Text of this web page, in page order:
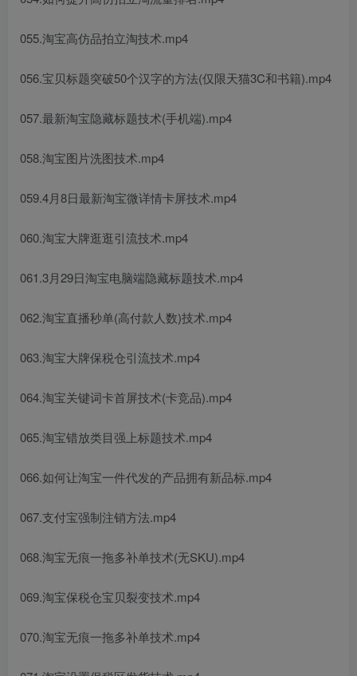
055.淘宝高仿品拍立淘技术.mp4
056.宝贝标题突破50个汉字的方法(仅限天猫3C和书籍).mp4
057.最新淘宝隐藏标题技术(手机端).mp4
058.淘宝图片洗图技术.mp4
059.4月8日最新淘宝微详情卡屏技术.mp4
060.淘宝大牌逛逛引流技术.mp4
061.3月29日淘宝电脑端隐藏标题技术.mp4
062.淘宝直播秒单(高付款人数)技术.mp4
063.淘宝大牌保税仓引流技术.mp4
064.淘宝关键词卡首屏技术(卡竞品).mp4
065.淘宝错放类目强上标题技术.mp4
066.如何让淘宝一件代发的产品拥有新品标.mp4
067.支付宝强制注销方法.mp4
068.淘宝无痕一拖多补单技术(无SKU).mp4
069.淘宝保税仓宝贝裂变技术.mp4
070.淘宝无痕一拖多补单技术.mp4